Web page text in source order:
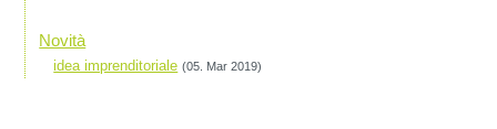
Novità
idea imprenditoriale (05. Mar 2019)